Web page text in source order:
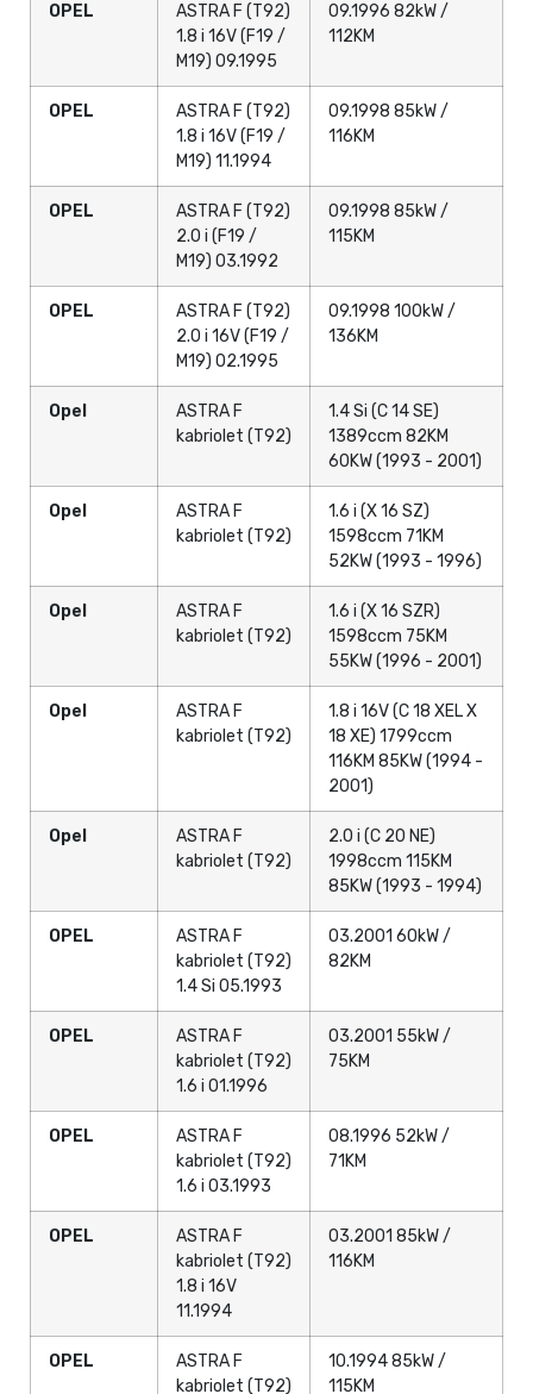
OPEL
ASTRA F (T92)
1.8 i 16V (F19 /
M19) 09.1995
09.1996 82kW /
112KM
OPEL
ASTRA F (T92)
1.8 i 16V (F19 /
M19) 11.1994
09.1998 85kW /
116KM
OPEL
ASTRA F (T92)
2.0 i (F19 /
M19) 03.1992
09.1998 85kW /
115KM
OPEL
ASTRA F (T92)
2.0 i 16V (F19 /
M19) 02.1995
09.1998 100kW /
136KM
Opel
ASTRA F
kabriolet (T92)
1.4 Si (C 14 SE)
1389ccm 82KM
60KW (1993 - 2001)
Opel
ASTRA F
kabriolet (T92)
1.6 i (X 16 SZ)
1598ccm 71KM
52KW (1993 - 1996)
Opel
ASTRA F
kabriolet (T92)
1.6 i (X 16 SZR)
1598ccm 75KM
55KW (1996 - 2001)
Opel
ASTRA F
kabriolet (T92)
1.8 i 16V (C 18 XEL X
18 XE) 1799ccm
116KM 85KW (1994 -
2001)
Opel
ASTRA F
kabriolet (T92)
2.0 i (C 20 NE)
1998ccm 115KM
85KW (1993 - 1994)
OPEL
ASTRA F
kabriolet (T92)
1.4 Si 05.1993
03.2001 60kW /
82KM
OPEL
ASTRA F
kabriolet (T92)
1.6 i 01.1996
03.2001 55kW /
75KM
OPEL
ASTRA F
kabriolet (T92)
1.6 i 03.1993
08.1996 52kW /
71KM
OPEL
ASTRA F
kabriolet (T92)
1.8 i 16V
11.1994
03.2001 85kW /
116KM
OPEL
ASTRA F
kabriolet (T92)
10.1994 85kW /
115KM